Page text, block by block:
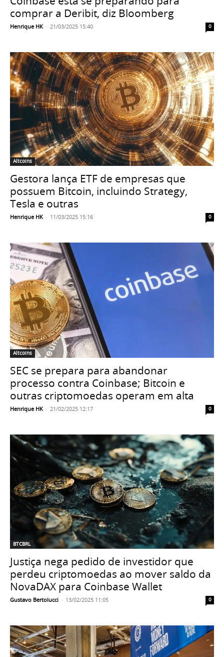
comprar a Deribit, diz Bloomberg
Henrique HK - 21/03/2025 15:40 0
Altcoins
Gestora lança ETF de empresas que
possuem Bitcoin, incluindo Strategy,
Tesla e outras
Henrique HK - 11/03/2025 15:16 0
Altcoins
SEC se prepara para abandonar
processo contra Coinbase; Bitcoin e
outras criptomoedas operam em alta
Henrique HK - 21/02/2025 12:17 0
BTCBRL
Justiça nega pedido de investidor que
perdeu criptomoedas ao mover saldo da
NovaDAX para Coinbase Wallet
Gustavo Bertolucci - 13/02/2025 11:05 0